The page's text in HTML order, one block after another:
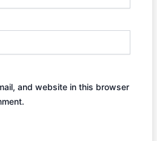
and website in this browser